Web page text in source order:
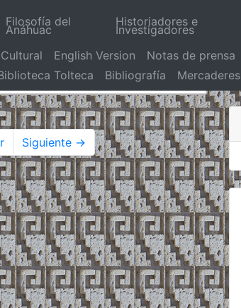
Filosofía del
Anáhuac
Historiadores e
Investigadores
English Version Notas de prensa
Tolteca Bibliografía Mercaderes
Siguiente →